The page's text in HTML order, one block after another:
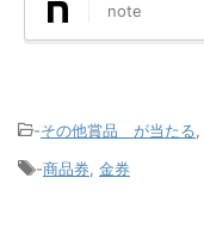
note
-その他賞品 が当たる
-商品券 金券